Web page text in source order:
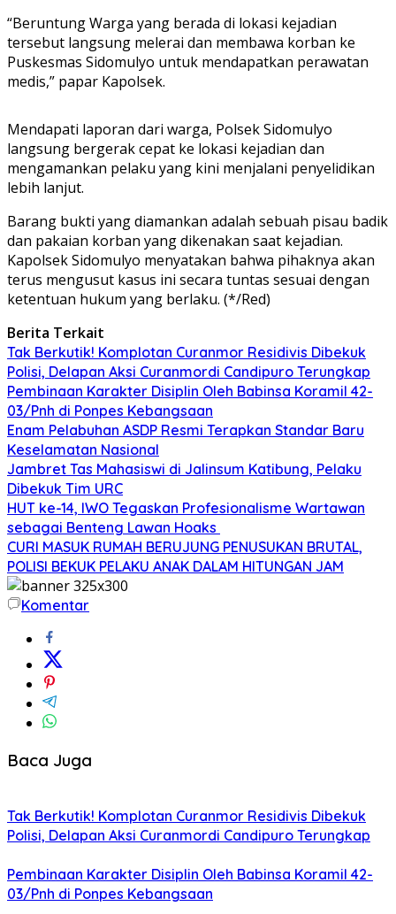
“Beruntung Warga yang berada di lokasi kejadian
tersebut langsung melerai dan membawa korban ke
Puskesmas Sidomulyo untuk mendapatkan perawatan
medis,” papar Kapolsek.
Mendapati laporan dari warga, Polsek Sidomulyo
langsung bergerak cepat ke lokasi kejadian dan
mengamankan pelaku yang kini menjalani penyelidikan
lebih lanjut.
Barang bukti yang diamankan adalah sebuah pisau badik
dan pakaian korban yang dikenakan saat kejadian.
Kapolsek Sidomulyo menyatakan bahwa pihaknya akan
terus mengusut kasus ini secara tuntas sesuai dengan
ketentuan hukum yang berlaku. (*/Red)
Berita Terkait
Tak Berkutik! Komplotan Curanmor Residivis Dibekuk
Polisi, Delapan Aksi Curanmordi Candipuro Terungkap
Pembinaan Karakter Disiplin Oleh Babinsa Koramil 42-
03/Pnh di Ponpes Kebangsaan
Enam Pelabuhan ASDP Resmi Terapkan Standar Baru
Keselamatan Nasional
Jambret Tas Mahasiswi di Jalinsum Katibung, Pelaku
Dibekuk Tim URC
HUT ke-14, IWO Tegaskan Profesionalisme Wartawan
sebagai Benteng Lawan Hoaks ‎
CURI MASUK RUMAH BERUJUNG PENUSUKAN BRUTAL,
POLISI BEKUK PELAKU ANAK DALAM HITUNGAN JAM
Komentar
Baca Juga
Tak Berkutik! Komplotan Curanmor Residivis Dibekuk
Polisi, Delapan Aksi Curanmordi Candipuro Terungkap
Pembinaan Karakter Disiplin Oleh Babinsa Koramil 42-
03/Pnh di Ponpes Kebangsaan